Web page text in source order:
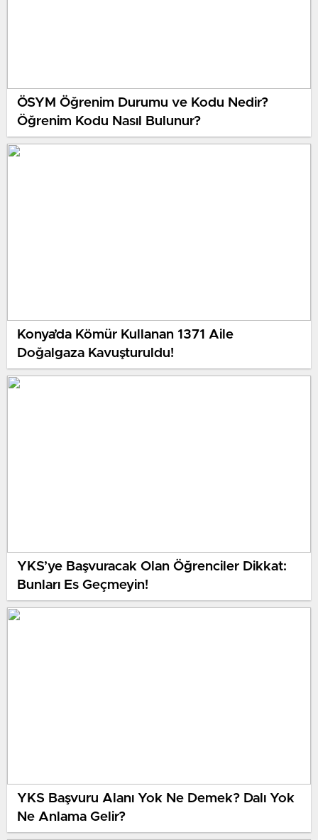
ÖSYM Öğrenim Durumu ve Kodu Nedir?
Öğrenim Kodu Nasıl Bulunur?
Konya’da Kömür Kullanan 1371 Aile
Doğalgaza Kavuşturuldu!
YKS’ye Başvuracak Olan Öğrenciler Dikkat:
Bunları Es Geçmeyin!
YKS Başvuru Alanı Yok Ne Demek? Dalı Yok
Ne Anlama Gelir?